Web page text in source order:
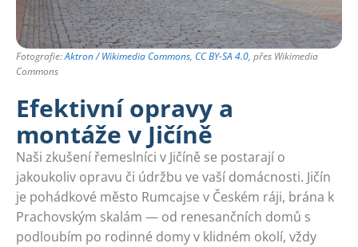
Fotografie:Aktron / Wikimedia Commons, CC BY-SA 4.0, přes Wikimedia
Commons
Efektivní opravy a
montáže v Jičíně
Naši zkušení řemeslníci v Jičíně se postarají o
jakoukoliv opravu či údržbu ve vaší domácnosti. Jičín
je pohádkové město Rumcajse v Českém ráji, brána k
Prachovským skalám — od renesančních domů s
podloubím po rodinné domy v klidném okolí, vždy